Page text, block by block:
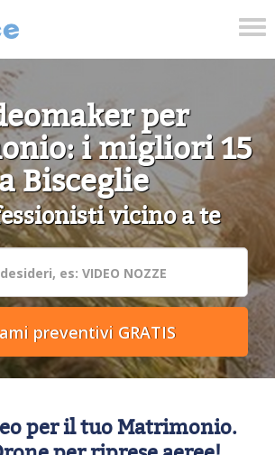
per
i migliori 15
Bisceglie
vicino a te
per il tuo Matrimonio.